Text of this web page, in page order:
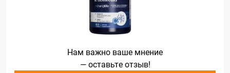
Нам важно ваше мнение
— оставьте отзыв!